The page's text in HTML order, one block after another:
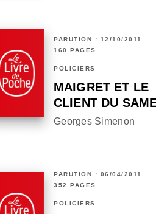
PARUTION : 12/10/2011
160 PAGES
POLICIERS
MAIGRET ET LE
CLIENT DU
Georges Simenon
PARUTION : 06/04/2011
352 PAGES
POLICIERS